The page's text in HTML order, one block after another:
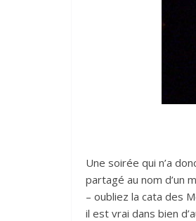
Une soirée qui n’a
partagé au nom d’un
– oubliez la cata des
il est vrai dans bien